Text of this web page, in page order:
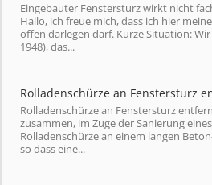
Eingebauter Fenstersturz wirkt nicht
Hallo, ich freue mich, dass ich hier
offen darlegen darf. Kurze Situation:
1948), das...
Rolladenschürze an Fenstersturz
Rolladenschürze an Fenstersturz
zusammen, im Zuge der Sanierung
Rolladenschürze an einem langen
so dass eine...